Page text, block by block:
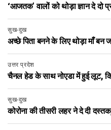
‘आजतक’ वालों को थोड़ा ज्ञान दे दो
सुख-दुख
अच्छे पिता बनने के लिए थोड़ा माँ बन
उत्तर प्रदेश
चैनल हेड के साथ नोएडा में हुई लूट,
सुख-दुख
कोरोना की तीसरी लहर ने दे दी